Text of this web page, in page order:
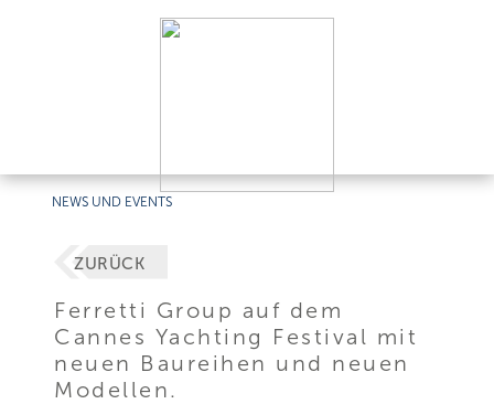
NEWS UND EVENTS
ZURÜCK
Ferretti Group auf dem
Cannes Yachting Festival mit
neuen Baureihen und neuen
Modellen.